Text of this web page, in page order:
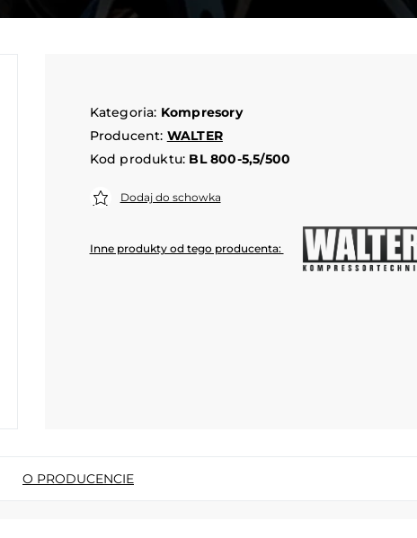
Kategoria: Kompresory
Producent: WALTER
Kod produktu: BL 800-5,5/500
Dodaj do schowka
Inne produkty od tego producenta:
O PRODUCENCIE